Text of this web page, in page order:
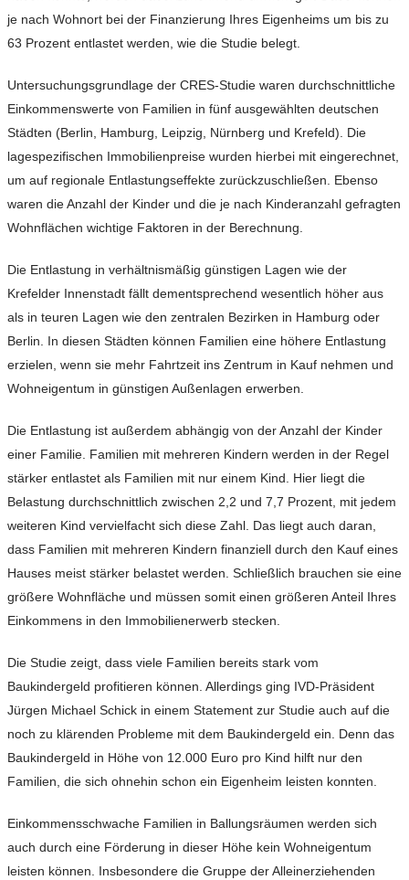
je nach Wohnort bei der Finanzierung Ihres Eigenheims um bis zu
63 Prozent entlastet werden, wie die Studie belegt.
Untersuchungsgrundlage der CRES-Studie waren durchschnittliche
Einkommenswerte von Familien in fünf ausgewählten deutschen
Städten (Berlin, Hamburg, Leipzig, Nürnberg und Krefeld). Die
lagespezifischen Immobilienpreise wurden hierbei mit eingerechnet,
um auf regionale Entlastungseffekte zurückzuschließen. Ebenso
waren die Anzahl der Kinder und die je nach Kinderanzahl gefragten
Wohnflächen wichtige Faktoren in der Berechnung.
Die Entlastung in verhältnismäßig günstigen Lagen wie der
Krefelder Innenstadt fällt dementsprechend wesentlich höher aus
als in teuren Lagen wie den zentralen Bezirken in Hamburg oder
Berlin. In diesen Städten können Familien eine höhere Entlastung
erzielen, wenn sie mehr Fahrtzeit ins Zentrum in Kauf nehmen und
Wohneigentum in günstigen Außenlagen erwerben.
Die Entlastung ist außerdem abhängig von der Anzahl der Kinder
einer Familie. Familien mit mehreren Kindern werden in der Regel
stärker entlastet als Familien mit nur einem Kind. Hier liegt die
Belastung durchschnittlich zwischen 2,2 und 7,7 Prozent, mit jedem
weiteren Kind vervielfacht sich diese Zahl. Das liegt auch daran,
dass Familien mit mehreren Kindern finanziell durch den Kauf eines
Hauses meist stärker belastet werden. Schließlich brauchen sie eine
größere Wohnfläche und müssen somit einen größeren Anteil Ihres
Einkommens in den Immobilienerwerb stecken.
Die Studie zeigt, dass viele Familien bereits stark vom
Baukindergeld profitieren können. Allerdings ging IVD-Präsident
Jürgen Michael Schick in einem Statement zur Studie auch auf die
noch zu klärenden Probleme mit dem Baukindergeld ein. Denn das
Baukindergeld in Höhe von 12.000 Euro pro Kind hilft nur den
Familien, die sich ohnehin schon ein Eigenheim leisten konnten.
Einkommensschwache Familien in Ballungsräumen werden sich
auch durch eine Förderung in dieser Höhe kein Wohneigentum
leisten können. Insbesondere die Gruppe der Alleinerziehenden